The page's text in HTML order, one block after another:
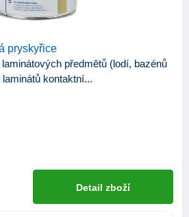
pryskyřice
předmětů (lodí, bazénů
kontaktní...
Detail zboží